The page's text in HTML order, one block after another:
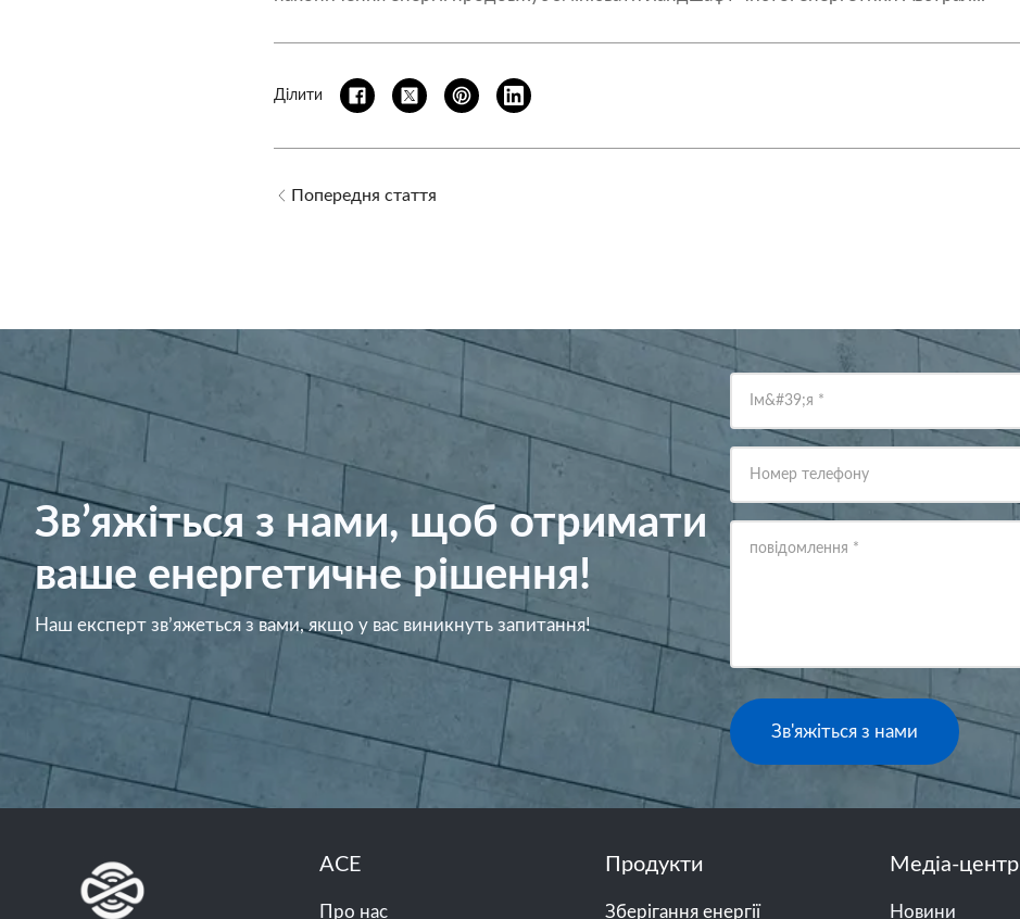
Ділити
Попередня стаття
Зв’яжіться з нами, щоб отримати
ваше енергетичне рішення!
Наш експерт зв’яжеться з вами, якщо у вас виникнуть запитання!
Ім&#39;я *
Номер телефону
повідомлення *
Зв'яжіться з нами
ACE
Про нас
Продукти
Зберігання енергії
Медіа-центр
Новини